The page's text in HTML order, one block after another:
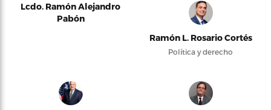
Lcdo. Ramón Alejandro
Pabón
Ramón L. Rosario Cortés
Política y derecho